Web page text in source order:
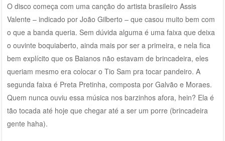
O disco começa com uma canção do artista brasileiro Assis
Valente – indicado por João Gilberto – que casou muito bem com
o que a banda queria. Sem dúvida alguma é uma faixa que deixa
o ouvinte boquiaberto, ainda mais por ser a primeira, e nela fica
bem explícito que os Baianos não estavam de brincadeira, eles
queriam mesmo era colocar o Tio Sam pra tocar pandeiro. A
segunda faixa é Preta Pretinha, composta por Galvão e Moraes.
Quem nunca ouviu essa música nos barzinhos afora, hein? Ela é
tão tocada até hoje que chegar até a ser um porre (brincadeira
gente haha).